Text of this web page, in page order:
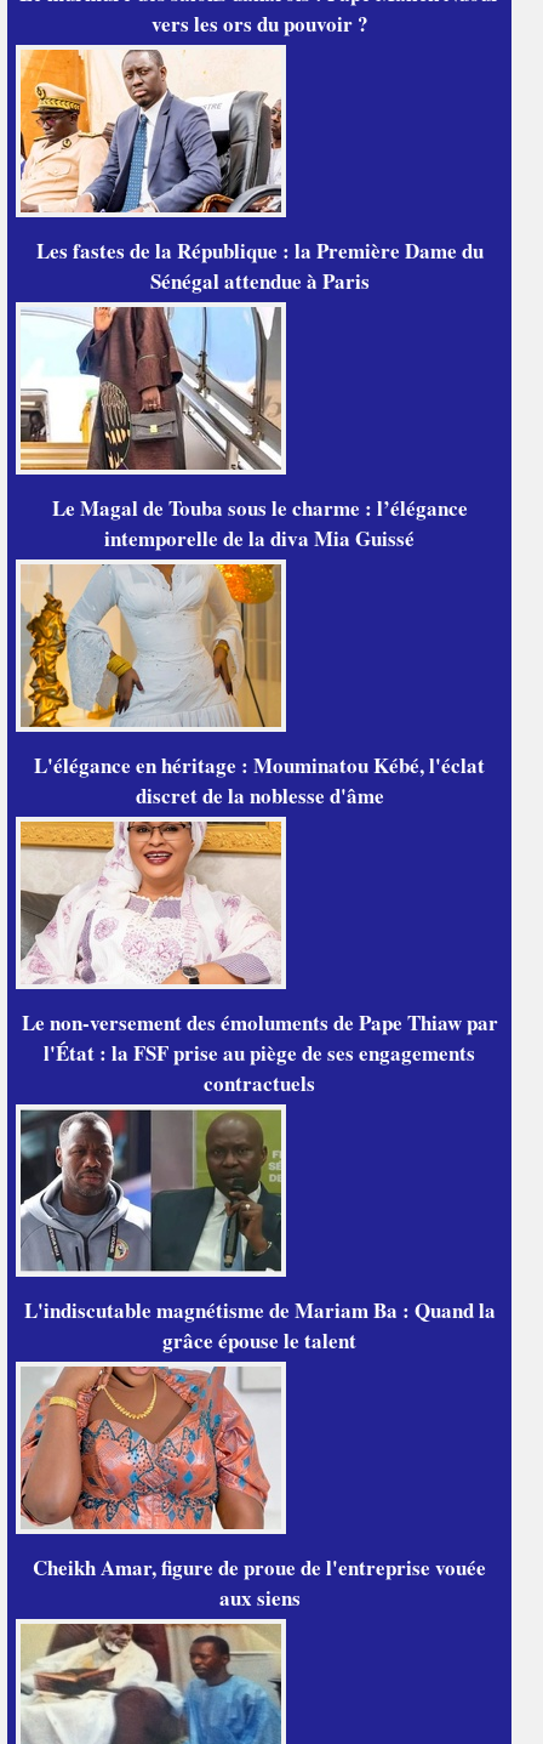
vers les ors du pouvoir ?
Les fastes de la République : la Première Dame du
Sénégal attendue à Paris
Le Magal de Touba sous le charme : l’élégance
intemporelle de la diva Mia Guissé
L'élégance en héritage : Mouminatou Kébé, l'éclat
discret de la noblesse d'âme
Le non-versement des émoluments de Pape Thiaw par
l'État : la FSF prise au piège de ses engagements
contractuels
L'indiscutable magnétisme de Mariam Ba : Quand la
grâce épouse le talent
Cheikh Amar, figure de proue de l'entreprise vouée
aux siens